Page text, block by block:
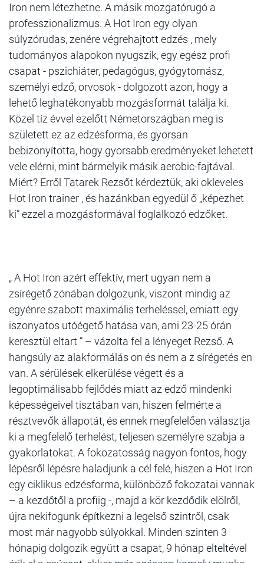
Iron nem létezhetne. A másik mozgatórugó a
professzionalizmus. A Hot Iron egy olyan
súlyzórudas, zenére végrehajtott edzés , mely
tudományos alapokon nyugszik, egy egész profi
csapat - pszichiáter, pedagógus, gyógytornász,
személyi edző, orvosok - dolgozott azon, hogy a
lehető leghatékonyabb mozgásformát találja ki.
Közel tíz évvel ezelőtt Németországban meg is
született ez az edzésforma, és gyorsan
bebizonyította, hogy gyorsabb eredményeket lehetett
vele elérni, mint bármelyik másik aerobic-fajtával.
Miért? Erről Tatarek Rezsőt kérdeztük, aki okleveles
Hot Iron trainer , és hazánkban egyedül ő „képezhet
ki” ezzel a mozgásformával foglalkozó edzőket.
„ A Hot Iron azért effektív, mert ugyan nem a
zsírégető zónában dolgozunk, viszont mindig az
egyénre szabott maximális terheléssel, emiatt egy
iszonyatos utóégető hatása van, ami 23-25 órán
keresztül eltart ” – vázolta fel a lényeget Rezső. A
hangsúly az alakformálás on és nem a z sírégetés en
van. A sérülések elkerülése végett és a
legoptimálisabb fejlődés miatt az edző mindenki
képességeivel tisztában van, hiszen felmérte a
résztvevők állapotát, és ennek megfelelően választja
ki a megfelelő terhelést, teljesen személyre szabja a
gyakorlatokat. A fokozatosság nagyon fontos, hogy
lépésről lépésre haladjunk a cél felé, hiszen a Hot Iron
egy ciklikus edzésforma, különböző fokozatai vannak
– a kezdőtől a profiig -, majd a kör kezdődik elölről,
újra nekifogunk építkezni a legelső szintről, csak
most már nagyobb súlyokkal. Minden szinten 3
hónapig dolgozik együtt a csapat, 9 hónap elteltével